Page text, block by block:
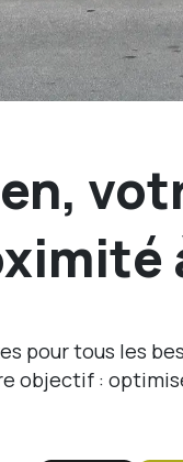
pour tous les
objectif :